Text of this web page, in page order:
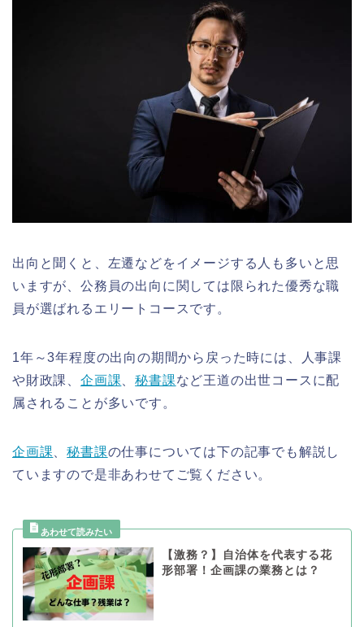
出向と聞くと、左遷などをイメージする人も多いと思
いますが、公務員の出向に関しては限られた優秀な職
員が選ばれるエリートコースです。
1年～3年程度の出向の期間から戻った時には、人事課
や財政課、 企画課 、秘書課など王道の出世コースに配
属されることが多いです。
企画課 、秘書課の仕事については下の記事でも解説し
ていますので是非あわせてご覧ください。
【激務？】自治体を代表する花
形部署！企画課の業務とは？